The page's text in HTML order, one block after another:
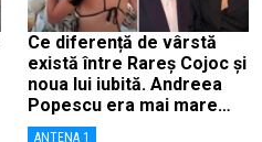
Ce diferență de vârstă
există între Rareș Cojoc și
noua lui iubită. Andreea
Popescu era mai mare
decât el
ANTENA 1